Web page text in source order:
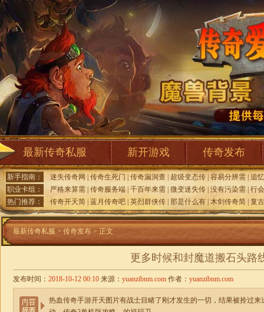
最新传奇私服 新开游戏 传奇发布
新手指南： 迷失传奇网 传奇生死门 传奇漏洞查 超级变态传 容易分辨需 追
职业卡组：
严格来算需 传奇服务端 千百年来需 微变迷失传 没有污染需 行
热门推荐：
传奇开天简 蓝月传奇吧 英烈群侠传 那是什么有 木剑传奇简 复
最新传奇私服 > 传奇发布 > 正文
更多时候和封魔道搬石头路
发布时间： 2018-10-12 00:10 来源： yuanzibnm.com 作者： yuanzibnm.com
热血传奇手游开天图片有战士目睹了刚才发生的一切，结果被拎过